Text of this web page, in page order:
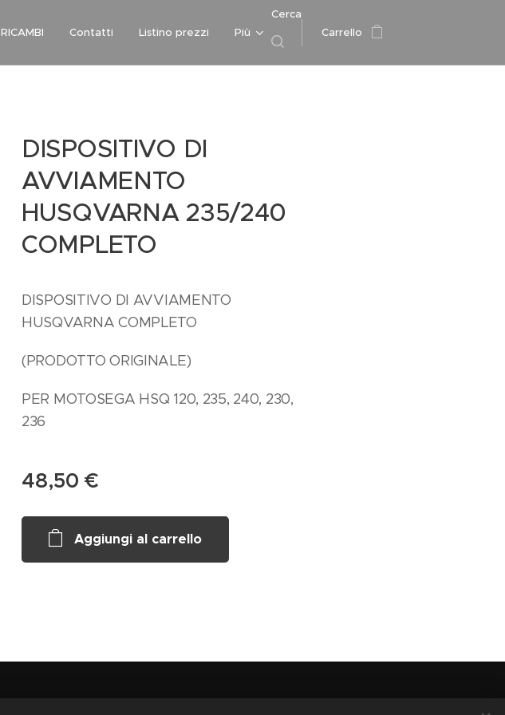
RICAMBI Contatti Listino prezzi Più
Cerca
Carrello
DISPOSITIVO DI
AVVIAMENTO
HUSQVARNA 235/240
COMPLETO
DISPOSITIVO DI AVVIAMENTO
HUSQVARNA COMPLETO
(PRODOTTO ORIGINALE)
PER MOTOSEGA HSQ 120, 235, 240, 230,
236
48,50 €
Aggiungi al carrello